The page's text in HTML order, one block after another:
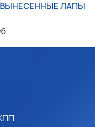
ВЫНЕСЕННЫЕ ЛАПЫ